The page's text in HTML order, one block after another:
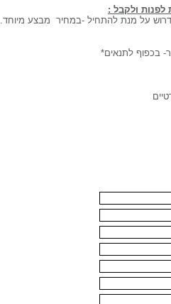
לפנות ולקבל :
על מנת להתחיל -במחיר מבצע מיוחד.
בכפוף לתנאים*